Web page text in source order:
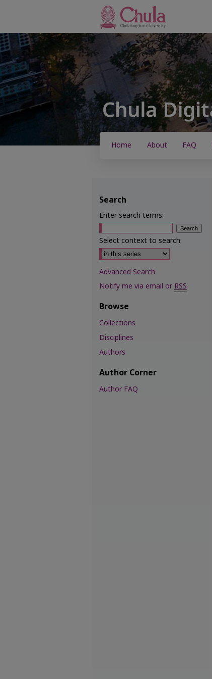
Home About FAQ
Search
Enter search terms:
Select context to search:
Advanced Search
Notify me via email or RSS
Browse
Collections
Disciplines
Authors
Author Corner
Author FAQ